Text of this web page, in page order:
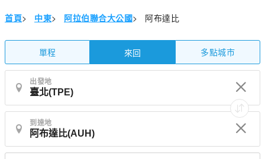
首頁> 中東> 阿拉伯聯合大公國> 阿布達比
單程 來回 多點城市
出發地
到達地